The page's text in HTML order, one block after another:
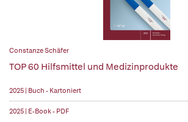
Constanze Schäfer
TOP 60 Hilfsmittel und Medizinprodukte
2025 | Buch - Kartoniert
2025 | E-Book - PDF